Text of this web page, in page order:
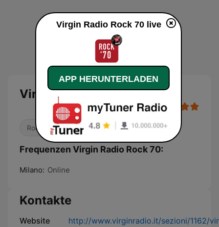
Virgin Radio Rock 70
Rock Oldies
Frequenzen Virgin Radio Rock 70:
Milano: Online
Kontakte
Website
http://www.virginradio.it/sezioni/1162/
Virgin Radio Rock 70 live
APP HERUNTERLADEN